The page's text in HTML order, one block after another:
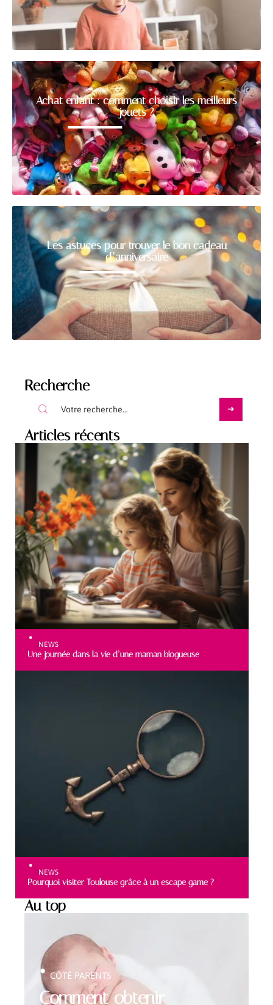
Achat enfant : comment choisir les meilleurs
jouets ?
Les astuces pour trouver le bon cadeau
d’anniversaire
Recherche
Articles récents
NEWS
Une journée dans la vie d’une maman blogueuse
NEWS
Pourquoi visiter Toulouse grâce à un escape game ?
Au top
Comment obtenir
CÔTÉ PARENTS